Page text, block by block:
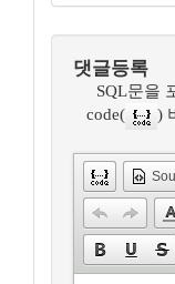
댓글등록
SQL문을
code(
)